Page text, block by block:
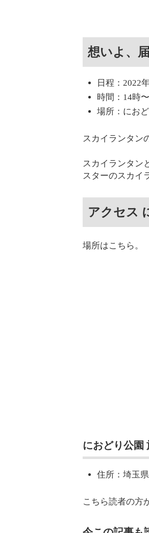
想いよ、
日程：2022
時間：14時
場所：にお
スカイランタン
スカイランタン
スターのスカイ
アクセス
場所はこちら。
におどり公園
住所：埼玉
こちら読者の方